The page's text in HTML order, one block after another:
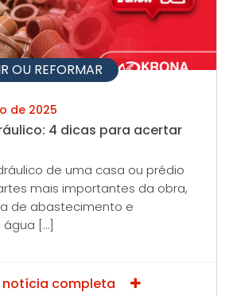
OU REFORMAR
de 2025
4 dicas para acertar
de uma casa ou prédio
mais importantes da obra,
de abastecimento e
[…]
notícia completa